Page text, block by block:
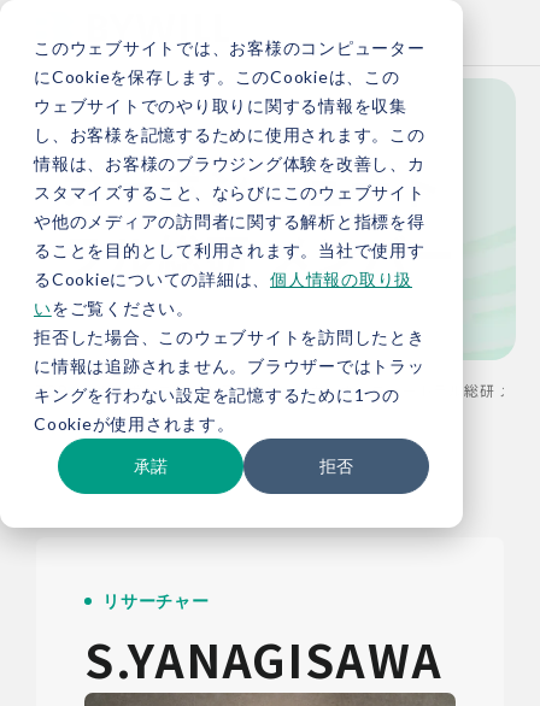
このウェブサイトでは、お客様のコンピューター
にCookieを保存します。このCookieは、この
ウェブサイトでのやり取りに関する情報を収集
し、お客様を記憶するために使用されます。この
情報は、お客様のブラウジング体験を改善し、カ
スタマイズすること、ならびにこのウェブサイト
や他のメディアの訪問者に関する解析と指標を得
ることを目的として利用されます。当社で使用す
るCookieについての詳細は、 個人情報の取り扱
いをご覧ください。
拒否した場合、このウェブサイトを訪問したとき
に情報は追跡されません。ブラウザーではトラッ
キングを行わない設定を記憶するために1つの
Cookieが使用されます。
承諾 拒否
カーボンニュート
ラル総研 メンバー
TOP カーボンニュートラル総研 カーボンニュートラル総研 メン
リサーチャー
S.YANAGISAWA